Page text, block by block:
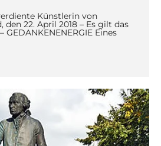
Künstlerin von
den 22. April 2018 – Es gilt das
Eines